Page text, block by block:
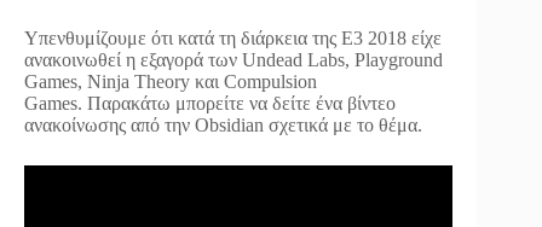
Υπενθυμίζουμε ότι κατά τη διάρκεια της Ε3 2018 είχε
ανακοινωθεί η εξαγορά των Undead Labs, Playground
Games, Ninja Theory και Compulsion
Games. Παρακάτω μπορείτε να δείτε ένα βίντεο
ανακοίνωσης από την Obsidian σχετικά με το θέμα.